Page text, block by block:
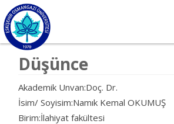
Düşünce
Akademik Unvan:Doç. Dr.
İsim/ Soyisim:Namık Kemal OKUMUŞ
Birim:İlahiyat fakültesi